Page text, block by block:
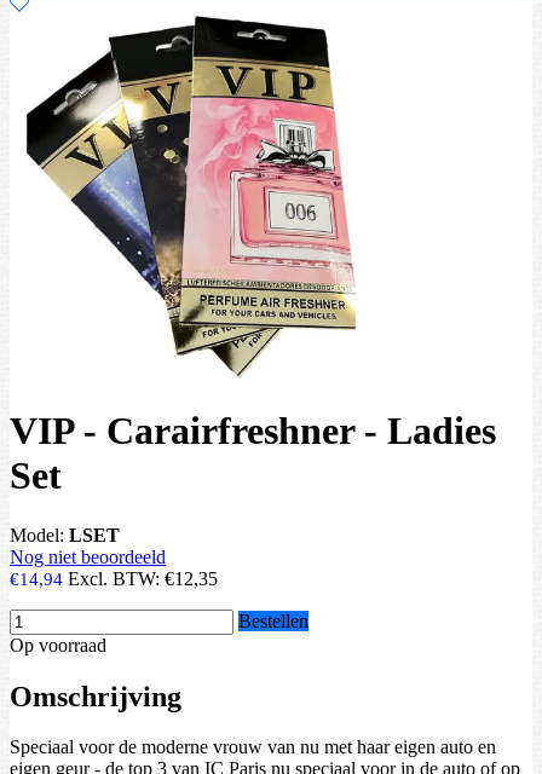
VIP - Carairfreshner - Ladies
Set
Model: LSET
Nog niet beoordeeld
€14,94 Excl. BTW: €12,35
Bestellen
Op voorraad
Omschrijving
Speciaal voor de moderne vrouw van nu met haar eigen auto en
eigen geur - de top 3 van IC Paris nu speciaal voor in de auto of op